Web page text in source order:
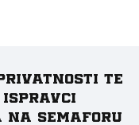
te
na Semaforu